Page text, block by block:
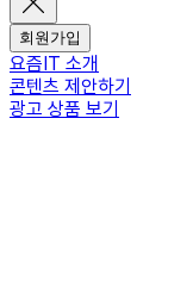
회원가입
요즘IT 소개
콘텐츠 제안하기
광고 상품 보기